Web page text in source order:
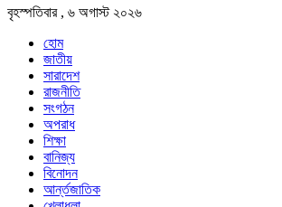
বৃহস্পতিবার , ৬ অগাস্ট ২০২৬
হোম
জাতীয়
সারাদেশ
রাজনীতি
সংগঠন
অপরাধ
শিক্ষা
বানিজ্য
বিনোদন
আর্ন্তজাতিক